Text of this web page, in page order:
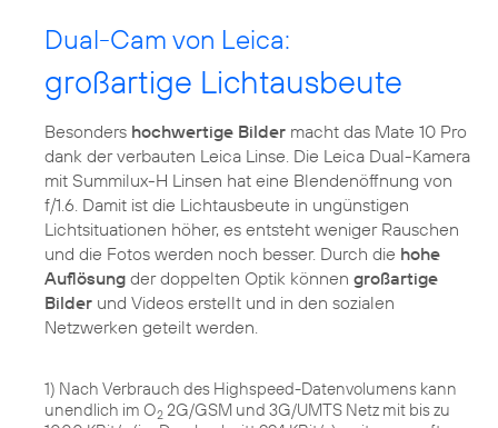
Dual-Cam von Leica:
großartige Lichtausbeute
Besonders hochwertige Bilder macht das Mate 10 Pro
dank der verbauten Leica Linse. Die Leica Dual-Kamera
mit Summilux-H Linsen hat eine Blendenöffnung von
f/1.6. Damit ist die Lichtausbeute in ungünstigen
Lichtsituationen höher, es entsteht weniger Rauschen
und die Fotos werden noch besser. Durch die hohe
Auflösung der doppelten Optik können großartige
Bilder und Videos erstellt und in den sozialen
Netzwerken geteilt werden.
1) Nach Verbrauch des Highspeed-Datenvolumens kann
unendlich im O2 2G/GSM und 3G/UMTS Netz mit bis zu